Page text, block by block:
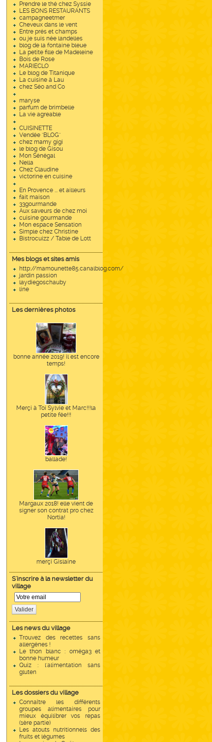
Prendre le thé chez Syssie
LES BONS RESTAURANTS
campagneetmer
Cheveux dans le vent
Entre prés et champs
ou je suis née landelles
blog de la fontaine bleue
La petite fille de Madeleine
Bois de Rose
MARIECLO
Le blog de Titanique
La cuisine à Lau
chez Séo and Co
maryse
parfum de brimbelle
La vie agreable
CUISINETTE
Vendée "BLOG"
chez mamy gigi
le blog de Gisou
Mon Sénégal
Nella
Chez Claudine
victorine en cuisine
En Provence ... et ailleurs
fait maison
33gourmande
Aux saveurs de chez moi
cuisine gourmande
Mon espace Sensation
Simple chez Christine
Bistrocuizz / Table de Lott
Mes blogs et sites amis
http://mamounette85.canalblog.com/
jardin passion
laydiegoschauby
line
Les dernières photos
bonne année 2019! il est encore
temps!
Merçi à Toi Sylvie et Marc!!!la
petite fée!!!
ballade!
Margaux 2018! elle vient de
signer son contrat pro chez
Nortia!
merçi Gislaine
S'inscrire à la newsletter du
village
Valider
Les news du village
Trouvez des recettes sans
allergènes !
Le thon blanc : oméga3 et
bonne humeur
Quiz : l'alimentation sans
gluten
Les dossiers du village
Connaître les différents
groupes alimentaires pour
mieux équilibrer vos repas
(1ère partie)
Les atouts nutritionnels des
fruits et légumes